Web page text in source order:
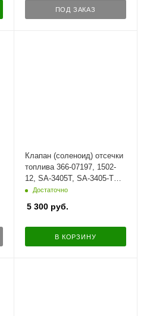
ПОД ЗАКАЗ
Клапан (соленоид) отсечки
топлива 366-07197, 1502-
12, SA-3405T, SA-3405-T
для Lister Petter, 12В
Достаточно
5 300руб.
В КОРЗИНУ